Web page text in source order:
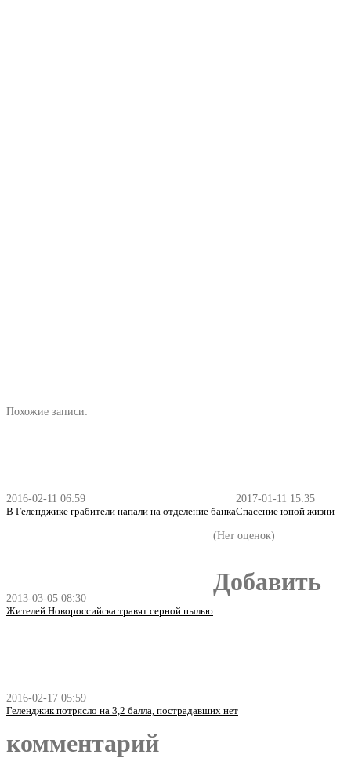
Похожие записи:
2016-02-11 06:59
В Геленджике грабители напали на отделение банка
2017-01-11 15:35
Спасение юной жизни
2013-03-05 08:30
Жителей Новороссийска травят серной пылью
2016-02-17 05:59
Геленджик потрясло на 3,2 балла, пострадавших нет
(Нет оценок)
Добавить
комментарий